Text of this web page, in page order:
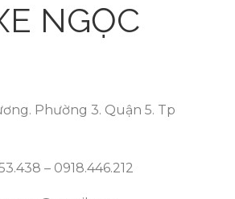
NGỌC
Phường 3. Quận 5. Tp
– 0918.446.212